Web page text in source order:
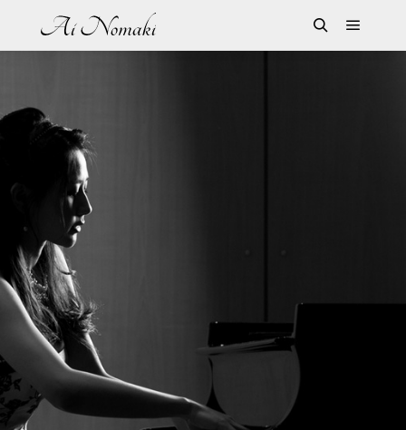
検索 メイン